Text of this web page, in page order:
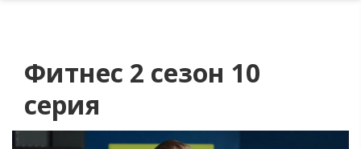
Фитнес 2 сезон 10
серия